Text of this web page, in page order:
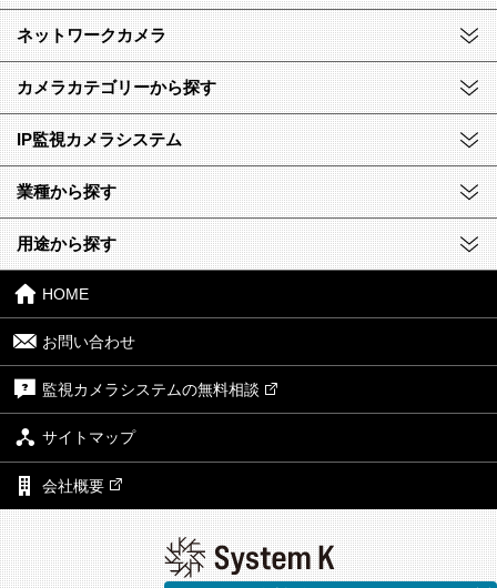
ネットワークカメラ
カメラカテゴリーから探す
IP監視カメラシステム
業種から探す
用途から探す
HOME
お問い合わせ
監視カメラシステムの無料相談
サイトマップ
会社概要